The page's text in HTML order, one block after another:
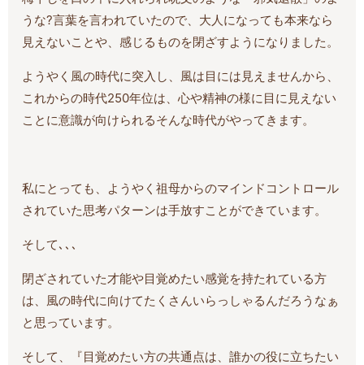
うな?言葉を言われていたので、大人になっても本来なら
見えないことや、感じるものを閉ざすようになりました。
ようやく風の時代に突入し、風は目には見えませんから、
これからの時代250年位は、心や精神の様に目に見えない
ことに意識が向けられるそんな時代がやってきます。
私にとっても、ようやく祖母からのマインドコントロール
されていた思考パターンは手放すことができています。
そして､､､
閉ざされていた才能や目覚めたい感覚を持たれている方
は、風の時代に向けてたくさんいらっしゃるんだろうなぁ
と思っています。
そして、『目覚めたい方の共通点は、誰かの役に立ちたい